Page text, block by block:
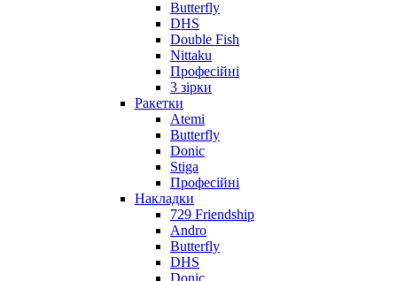
Butterfly
DHS
Double Fish
Nittaku
Професійні
3 зірки
Ракетки
Atemi
Butterfly
Donic
Stiga
Професійні
Накладки
729 Friendship
Andro
Butterfly
DHS
Donic